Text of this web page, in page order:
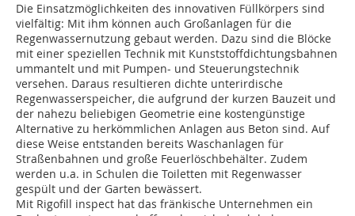
Die Einsatzmöglichkeiten des innovativen Füllkörpers sind
vielfältig: Mit ihm können auch Großanlagen für die
Regenwassernutzung gebaut werden. Dazu sind die Blöcke
mit einer speziellen Technik mit Kunststoffdichtungsbahnen
ummantelt und mit Pumpen- und Steuerungstechnik
versehen. Daraus resultieren dichte unterirdische
Regenwasserspeicher, die aufgrund der kurzen Bauzeit und
der nahezu beliebigen Geometrie eine kostengünstige
Alternative zu herkömmlichen Anlagen aus Beton sind. Auf
diese Weise entstanden bereits Waschanlagen für
Straßenbahnen und große Feuerlöschbehälter. Zudem
werden u.a. in Schulen die Toiletten mit Regenwasser
gespült und der Garten bewässert.
Mit Rigofill inspect hat das fränkische Unternehmen ein